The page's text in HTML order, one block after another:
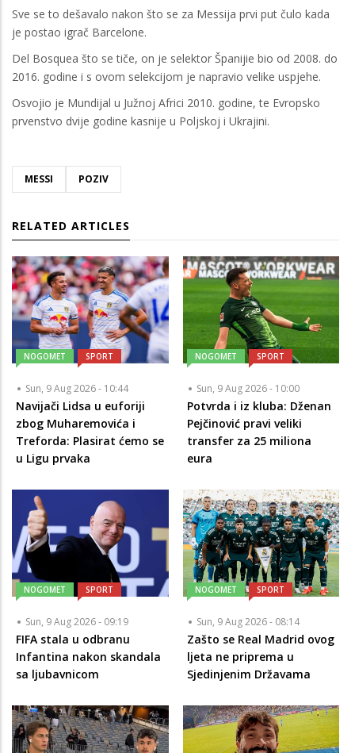
Sve se to dešavalo nakon što se za Messija prvi put čulo kada
je postao igrač Barcelone.
Del Bosquea što se tiče, on je selektor Španijie bio od 2008. do
2016. godine i s ovom selekcijom je napravio velike uspjehe.
Osvojio je Mundijal u Južnoj Africi 2010. godine, te Evropsko
prvenstvo dvije godine kasnije u Poljskoj i Ukrajini.
MESSI POZIV
RELATED ARTICLES
NOGOMET SPORT
Sun, 9 Aug 2026 - 10:44
Navijači Lidsa u euforiji
zbog Muharemovića i
Treforda: Plasirat ćemo se
u Ligu prvaka
NOGOMET SPORT
Sun, 9 Aug 2026 - 10:00
Potvrda i iz kluba: Dženan
Pejčinović pravi veliki
transfer za 25 miliona
eura
NOGOMET SPORT
Sun, 9 Aug 2026 - 09:19
FIFA stala u odbranu
Infantina nakon skandala
sa ljubavnicom
NOGOMET SPORT
Sun, 9 Aug 2026 - 08:14
Zašto se Real Madrid ovog
ljeta ne priprema u
Sjedinjenim Državama